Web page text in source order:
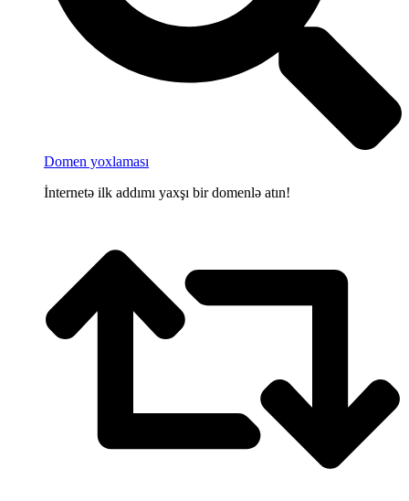
Domen yoxlaması
İnternetə ilk addımı yaxşı bir domenlə atın!